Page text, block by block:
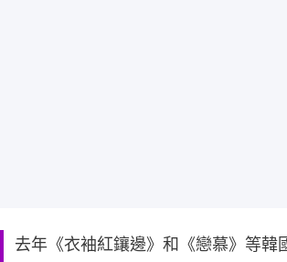
去年《衣袖紅鑲邊》和《戀慕》等韓